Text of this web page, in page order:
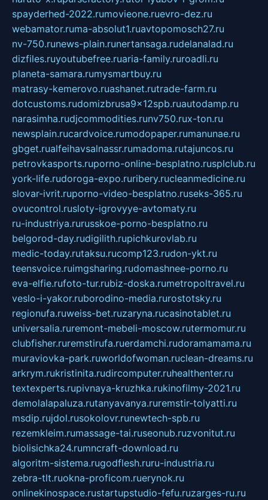
spayderhed-2022.rumovieone.ruevro-dez.ru
webamator.ruma-absolut1.ruavtopomosch27.ru
nv-750.runews-plain.runertansaga.rudelanalad.ru
dizfiles.ruyoutubefree.ruaria-family.ruroadli.ru
planeta-samara.rumysmartbuy.ru
matrasy-kemerovo.ruashanet.rutrade-farm.ru
dotcustoms.rudomizbrusa9x12spb.ruautodamp.ru
narasimha.rudjcommodities.runv750.rux-ton.ru
newsplain.rucardvoice.rumodopaper.rumanunae.ru
gbget.rualfeihavsalnassr.rumadoma.rutajuncos.ru
petrovkasports.ruporno-online-besplatno.rusplclub.ru
york-life.rudoroga-expo.ruribery.rucleanmedicine.ru
slovar-ivrit.ruporno-video-besplatno.ruseks-365.ru
ovucontrol.rusloty-igrovyye-avtomaty.ru
ru-industriya.rurusskoe-porno-besplatno.ru
belgorod-day.rudigilith.rupichkurovlab.ru
medic-today.rutaksu.rucomp123.rudon-ykt.ru
teensvoice.ruimgsharing.rudomashnee-porno.ru
eva-elfie.rufoto-tur.rubiz-doska.rumetropoltravel.ru
veslo-i-yakor.ruborodino-media.rurostotsky.ru
regionufa.ruweiss-bet.ruzaryna.rucasinotablet.ru
universalia.ruremont-mebeli-moscow.rutermomur.ru
clubfisher.ruremstirufa.ruerdamchi.rudoramamama.ru
muraviovka-park.ruworldofwoman.ruclean-dreams.ru
arkrym.rukristinita.rudircomputer.ruhealthenter.ru
textexperts.rupivnaya-kruzhka.rukinofilmy-2021.ru
demolalapaluza.rutanyavanya.ruremstir-tolyatti.ru
msdip.rujdol.rusokolovr.runewtech-spb.ru
rezemkleim.rumassage-tai.ruseonub.ruzvonitut.ru
biolisichka24.rumncraft-download.ru
algoritm-sistema.rugodflesh.ruru-industria.ru
zebra-tlt.ruokna-proficom.ruerynok.ru
onlinekinospace.rustartupstudio-fefu.ruzarges-ru.ru